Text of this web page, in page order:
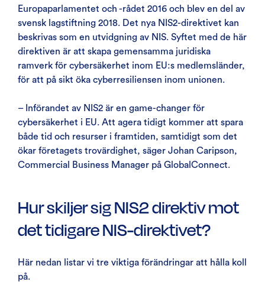
Europaparlamentet och -rådet 2016 och blev en del av
svensk lagstiftning 2018. Det nya NIS2-direktivet kan
beskrivas som en utvidgning av NIS. Syftet med de här
direktiven är att skapa gemensamma juridiska
ramverk för cybersäkerhet inom EU:s medlemsländer,
för att på sikt öka cyberresiliensen inom unionen.
– Införandet av NIS2 är en game-changer för
cybersäkerhet i EU. Att agera tidigt kommer att spara
både tid och resurser i framtiden, samtidigt som det
ökar företagets trovärdighet, säger Johan Caripson,
Commercial Business Manager på GlobalConnect.
Hur skiljer sig NIS2 direktiv mot
det tidigare NIS-direktivet?
Här nedan listar vi tre viktiga förändringar att hålla koll
på.